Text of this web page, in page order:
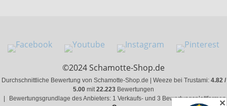
©2024 Schamotte-Shop.de
Durchschnittliche Bewertung von Schamotte-Shop.de | Weeze bei Trustami: 4.82 /
5.00 mit22.223 Bewertungen
Bewertungsgrundlage des Anbieters: 1 Verkaufs- und 3 Bewertungsplattformen
✕